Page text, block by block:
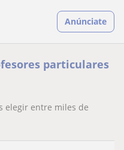
Anúnciate
particulares
elegir entre miles de